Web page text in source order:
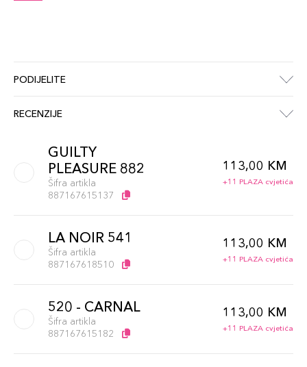
PODIJELITE
RECENZIJE
GUILTY
PLEASURE 882
Šifra artikla
887167615137
113,00 KM
+11 PLAZA cvjetića
LA NOIR 541
Šifra artikla
887167618510
113,00 KM
+11 PLAZA cvjetića
520 - CARNAL
Šifra artikla
887167615182
113,00 KM
+11 PLAZA cvjetića